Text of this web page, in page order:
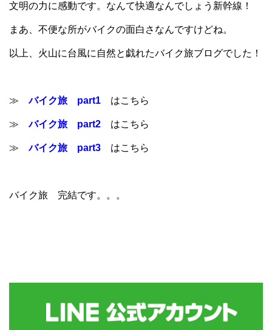
文明の力に感動です。なんて快適なんでしょう新幹線！
まあ、不便な所がバイクの面白さなんですけどね。
以上、火山に台風に自然と戯れたバイク旅ブログでした！
≫ バイク旅 part1 はこちら
≫ バイク旅 part2 はこちら
≫ バイク旅 part3 はこちら
バイク旅 完結です。。。